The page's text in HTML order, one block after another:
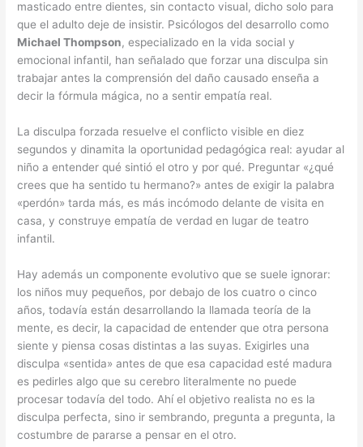
masticado entre dientes, sin contacto visual, dicho solo para
que el adulto deje de insistir. Psicólogos del desarrollo como
Michael Thompson, especializado en la vida social y
emocional infantil, han señalado que forzar una disculpa sin
trabajar antes la comprensión del daño causado enseña a
decir la fórmula mágica, no a sentir empatía real.
La disculpa forzada resuelve el conflicto visible en diez
segundos y dinamita la oportunidad pedagógica real: ayudar al
niño a entender qué sintió el otro y por qué. Preguntar «¿qué
crees que ha sentido tu hermano?» antes de exigir la palabra
«perdón» tarda más, es más incómodo delante de visita en
casa, y construye empatía de verdad en lugar de teatro
infantil.
Hay además un componente evolutivo que se suele ignorar:
los niños muy pequeños, por debajo de los cuatro o cinco
años, todavía están desarrollando la llamada teoría de la
mente, es decir, la capacidad de entender que otra persona
siente y piensa cosas distintas a las suyas. Exigirles una
disculpa «sentida» antes de que esa capacidad esté madura
es pedirles algo que su cerebro literalmente no puede
procesar todavía del todo. Ahí el objetivo realista no es la
disculpa perfecta, sino ir sembrando, pregunta a pregunta, la
costumbre de pararse a pensar en el otro.